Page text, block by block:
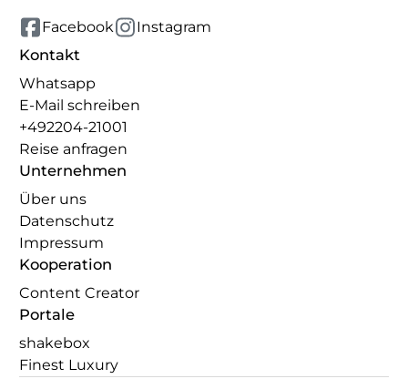
Facebook Instagram
Kontakt
Whatsapp
E-Mail schreiben
+492204-21001
Reise anfragen
Unternehmen
Über uns
Datenschutz
Impressum
Kooperation
Content Creator
Portale
shakebox
Finest Luxury